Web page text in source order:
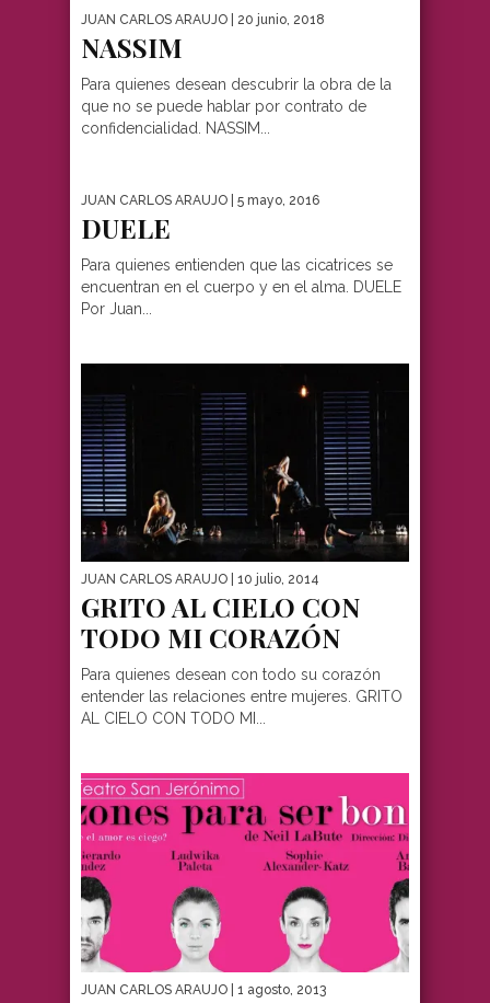
JUAN CARLOS ARAUJO | 20 junio, 2018
NASSIM
Para quienes desean descubrir la obra de la
que no se puede hablar por contrato de
confidencialidad. NASSIM...
JUAN CARLOS ARAUJO | 5 mayo, 2016
DUELE
Para quienes entienden que las cicatrices se
encuentran en el cuerpo y en el alma. DUELE
Por Juan...
JUAN CARLOS ARAUJO | 10 julio, 2014
GRITO AL CIELO CON
TODO MI CORAZÓN
Para quienes desean con todo su corazón
entender las relaciones entre mujeres. GRITO
AL CIELO CON TODO MI...
JUAN CARLOS ARAUJO | 1 agosto, 2013